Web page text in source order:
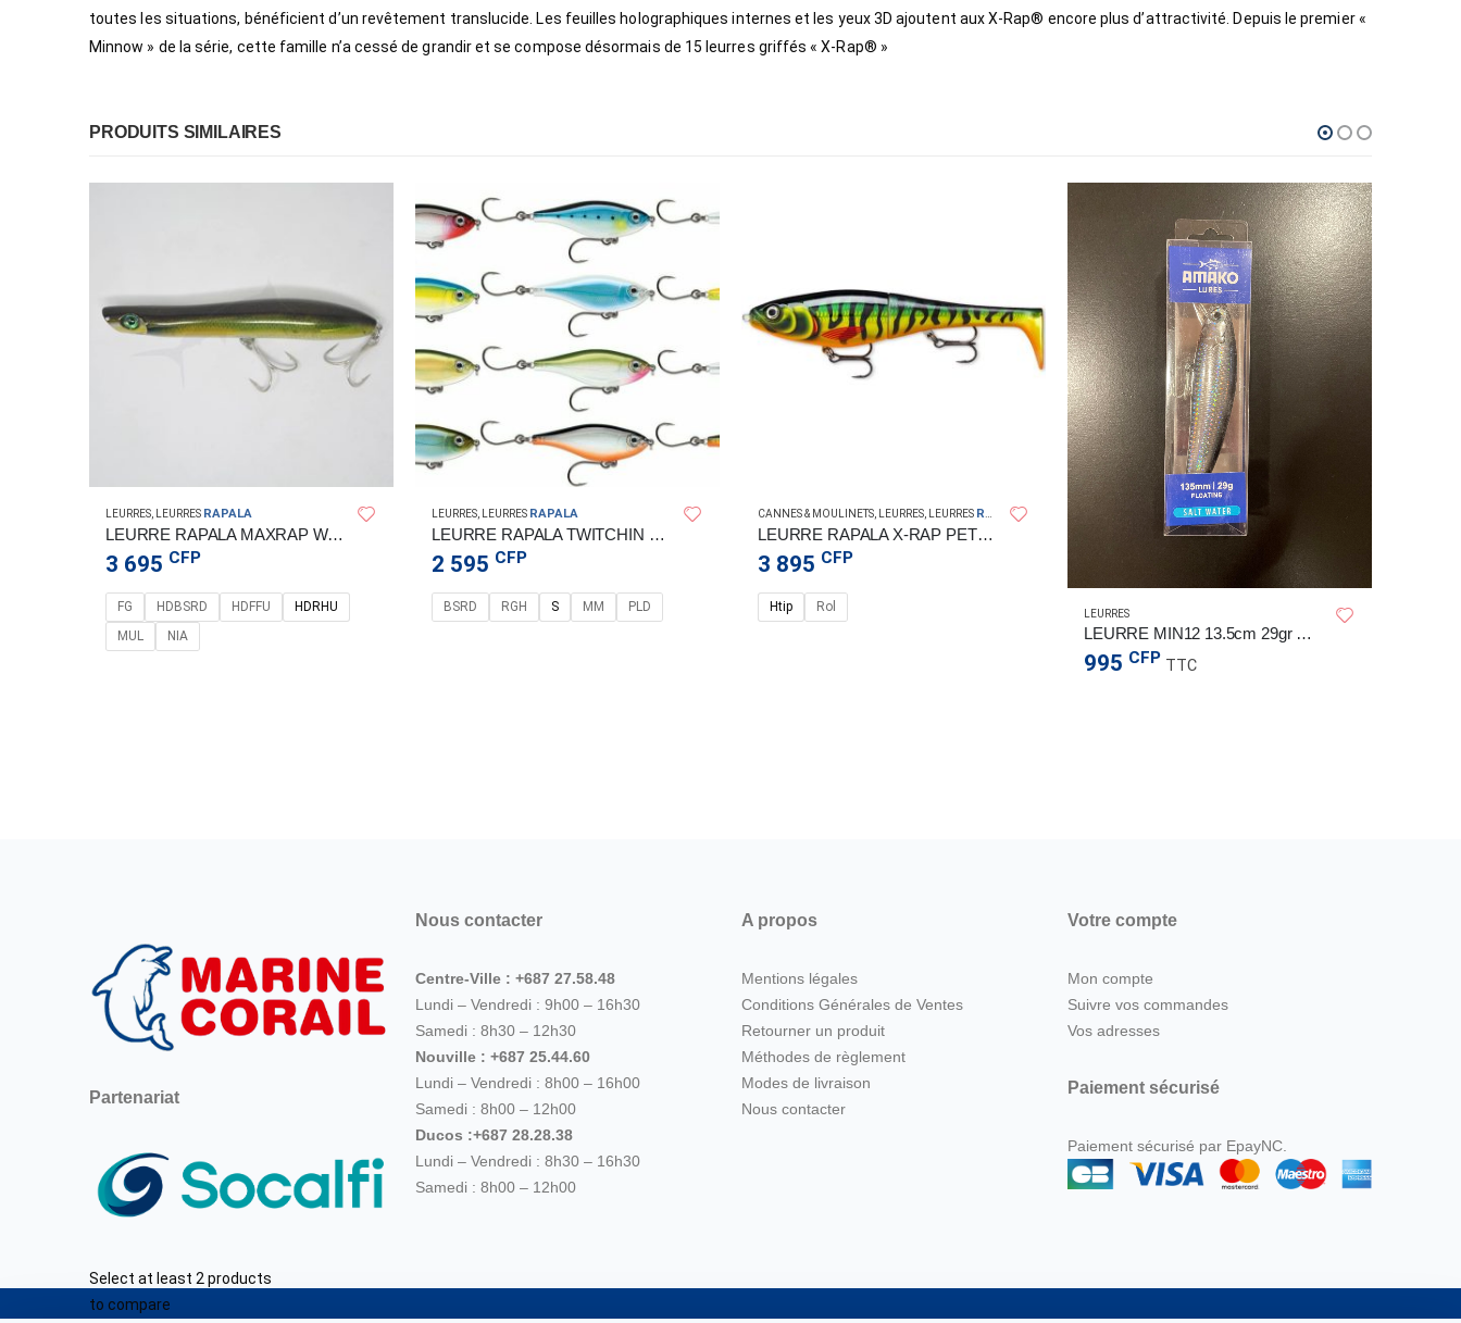
toutes les situations, bénéficient d’un revêtement translucide. Les feuilles holographiques internes et les yeux 3D ajoutent aux X-Rap® encore plus d’attractivité. Depuis le premier «
Minnow » de la série, cette famille n’a cessé de grandir et se compose désormais de 15 leurres griffés « X-Rap® »
PRODUITS SIMILAIRES
LEURRES LEURRES RAPALA
LEURRE RAPALA MAXRAP WALK 13CM
3 695 CFP
FG HDBSRD HDFFU
HDRHU
MUL
NIA
LEURRES LEURRES RAPALA
LEURRE RAPALA TWITCHIN MULLET 8C
2 595 CFP
BSRD RGH S MM PLD
CANNES & MOULINETS LEURRES LEURRES RAPALA
LEURRE RAPALA X-RAP PETO 20CM
3 895 CFP
Htip Rol LEURRES
LEURRE MIN12 13.5cm 29gr MF202
995 CFP TTC
Partenariat
Nous contacter
Centre-Ville : +687 27.58.48
Lundi – Vendredi : 9h00 – 16h30
Samedi : 8h30 – 12h30
Nouville : +687 25.44.60
Lundi – Vendredi : 8h00 – 16h00
Samedi : 8h00 – 12h00
Ducos :+687 28.28.38
Lundi – Vendredi : 8h30 – 16h30
Samedi : 8h00 – 12h00
A propos
Mentions légales
Conditions Générales de Ventes
Retourner un produit
Méthodes de règlement
Modes de livraison
Nous contacter
Votre compte
Mon compte
Suivre vos commandes
Vos adresses
Paiement sécurisé
Paiement sécurisé par EpayNC.
Select at least 2 products
to compare